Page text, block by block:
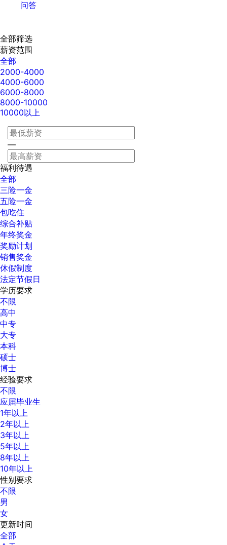
问答
全部筛选
薪资范围
全部
2000-4000
4000-6000
6000-8000
8000-10000
10000以上
—
福利待遇
全部
三险一金
五险一金
包吃住
综合补贴
年终奖金
奖励计划
销售奖金
休假制度
法定节假日
学历要求
不限
高中
中专
大专
本科
硕士
博士
经验要求
不限
应届毕业生
1年以上
2年以上
3年以上
5年以上
8年以上
10年以上
性别要求
不限
男
女
更新时间
全部